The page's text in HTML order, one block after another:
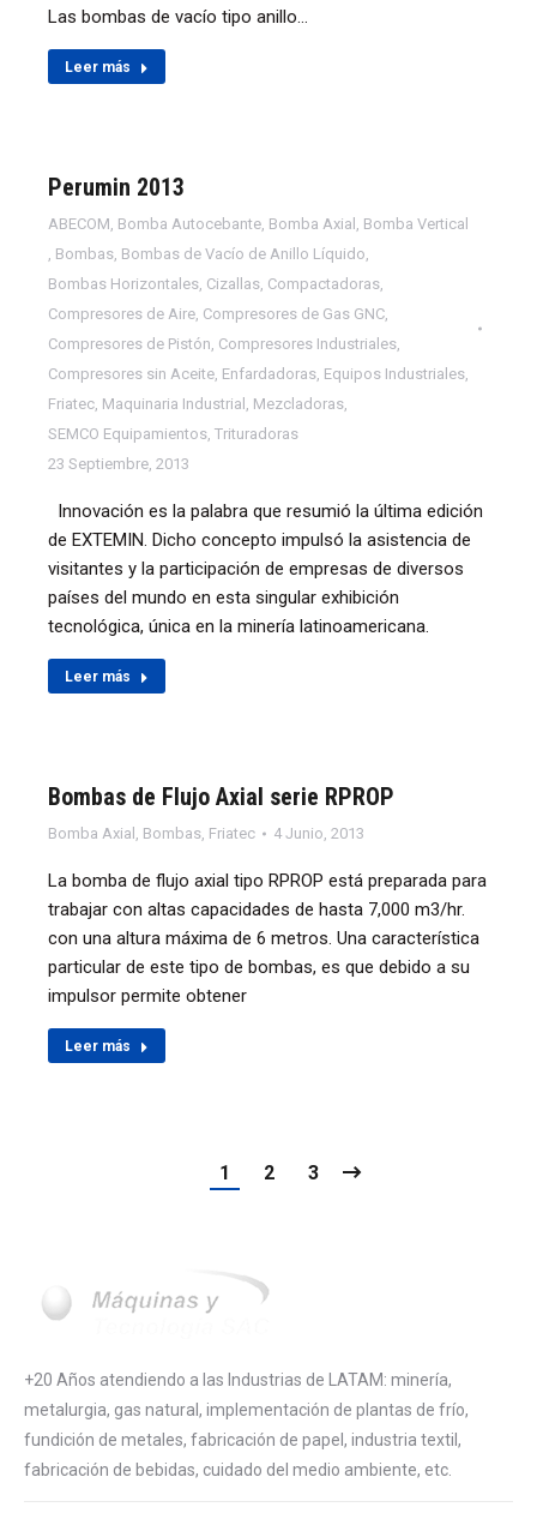
Las bombas de vacío tipo anillo…
Leer más
Perumin 2013
ABECOM, Bomba Autocebante, Bomba Axial , Bomba Vertical
, Bombas, Bombas de Vacío de Anillo Líquido,
Bombas Horizontales, Cizallas, Compactadoras,
Compresores de Aire, Compresores de Gas GNC,
Compresores de Pistón, Compresores Industriales,
Compresores sin Aceite, Enfardadoras, Equipos Industriales,
Friatec, Maquinaria Industrial , Mezcladoras,
SEMCO Equipamientos, Trituradoras
23 Septiembre, 2013
Innovación es la palabra que resumió la última edición
de EXTEMIN. Dicho concepto impulsó la asistencia de
visitantes y la participación de empresas de diversos
países del mundo en esta singular exhibición
tecnológica, única en la minería latinoamericana.
Leer más
Bombas de Flujo Axial serie RPROP
Bomba Axial , Bombas, Friatec 4 Junio, 2013
La bomba de flujo axial tipo RPROP está preparada para
trabajar con altas capacidades de hasta 7,000 m3/hr.
con una altura máxima de 6 metros. Una característica
particular de este tipo de bombas, es que debido a su
impulsor permite obtener
Leer más
1 2 3
+20 Años atendiendo a las Industrias de LATAM: minería,
metalurgia, gas natural, implementación de plantas de frío,
fundición de metales, fabricación de papel, industria textil,
fabricación de bebidas, cuidado del medio ambiente, etc.